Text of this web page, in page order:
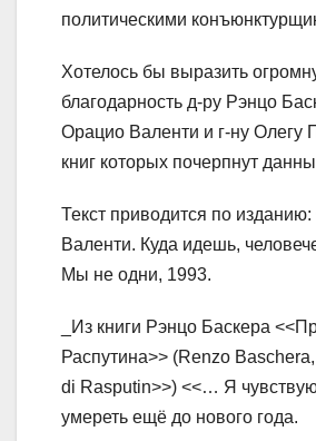
политическими
Хотелось бы выразить
благодарность д-ру Рэнцо
Орацио Валенти и г-ну Олегу
книг которых почерпнут
Текст приводится по
Валенти. Куда идешь,
Мы не одни, 1993.
_Из книги Рэнцо Баскера
Распутина>> (Renzo
di Rasputin>>) <<… Я
умереть ещё до нового года.